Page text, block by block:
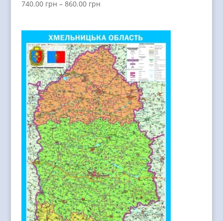
740.00 грн – 860.00 грн